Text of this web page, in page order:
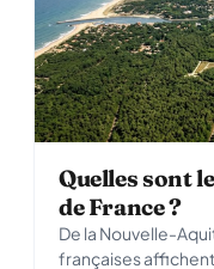
Quelles sont
de France ?
De la Nouvelle-
françaises